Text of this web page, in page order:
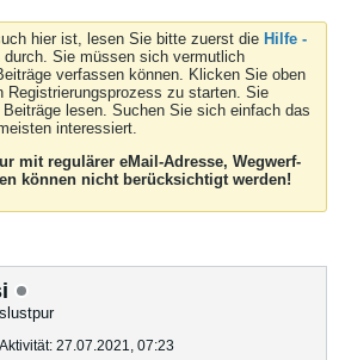
hier ist, lesen Sie bitte zuerst die Hilfe -
durch. Sie müssen sich vermutlich
verfassen können. Klicken Sie oben
Registrierungsprozess zu starten. Sie
lesen. Suchen Sie sich einfach das
interessiert.
mit regulärer eMail-Adresse, Wegwerf-
können nicht berücksichtigt werden!
27.07.2021, 07:23